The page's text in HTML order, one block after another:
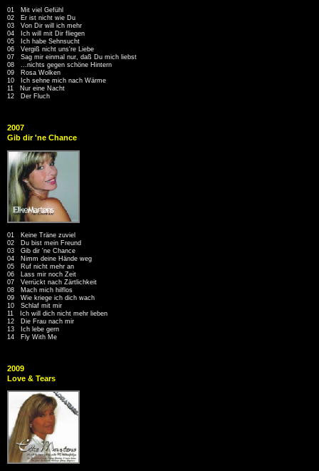
01 Mit viel Gefühl
02 Er ist nicht wie Du
03 Von Dir will ich mehr
04 Ich will mit Dir fliegen
05 Ich habe Sehnsucht
06 Vergiß nicht uns're Liebe
07 Sag mir einmal nur, daß Du mich liebst
08 ...nichts gegen schöne Hintern
09 Rosa Wolken
10 Ich sehne mich nach Wärme
11 Nur eine Nacht
12 Der Fluch
2007
Gib dir 'ne Chance
01 Keine Träne zuviel
02 Du bist mein Freund
03 Gib dir 'ne Chance
04 Nimm deine Hände weg
05 Ruf nicht mehr an
06 Lass mir noch Zeit
07 Verrückt nach Zärtlichkeit
08 Mach mich hilflos
09 Wie kriege ich dich wach
10 Schlaf mit mir
11 Ich will dich nicht mehr lieben
12 Die Frau nach mir
13 Ich lebe gern
14 Fly With Me
2009
Love & Tears